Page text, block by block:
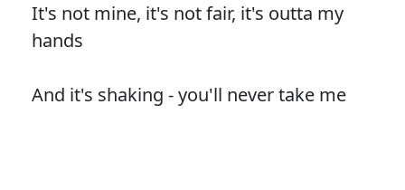
It's not mine, it's not fair, it's outta my
hands
And it's shaking - you'll never take me